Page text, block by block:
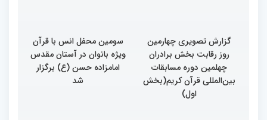
گزارش تصویری چهارمین
روز رقابت بخش برادران
چهلمین دوره مسابقات
بین‌المللی قرآن کریم(بخش
اول)
سومین محفل انس با قرآن
ویژه بانوان در آستان مقدس
امامزاده حسن (ع) برگزار
شد